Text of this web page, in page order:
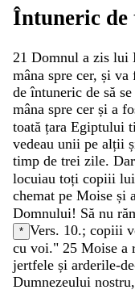
Întuneric de
21 Domnul a zis lui
mâna spre cer, și va
deîntuneric de să se
mâna spre cer și a
toată țara Egiptului
vedeau unii pe alții
timp de trei zile. Dar
locuiau toți copiii lui
chemat pe Moise și a
Domnului! Să nu
* Vers. 10.; copiii
cu voi." 25 Moise a
jertfele și arderile-
Dumnezeului nostru,